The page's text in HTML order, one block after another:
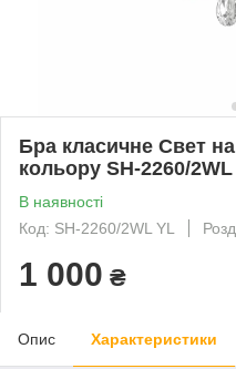
Бра класичне Свет
кольору SH-2260/
В наявності
Код: SH-2260/2WL YL
1 000 ₴
Опис Характеристики